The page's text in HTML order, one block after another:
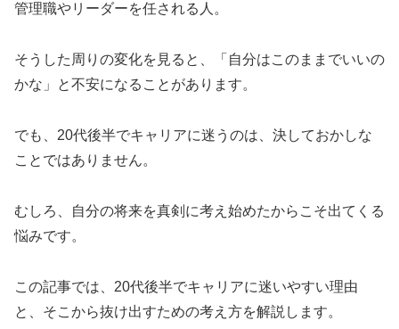
管理職やリーダーを任される人。
そうした周りの変化を見ると、「自分はこのままでいいの
かな」と不安になることがあります。
でも、20代後半でキャリアに迷うのは、決しておかしな
ことではありません。
むしろ、自分の将来を真剣に考え始めたからこそ出てくる
悩みです。
この記事では、20代後半でキャリアに迷いやすい理由
と、そこから抜け出すための考え方を解説します。